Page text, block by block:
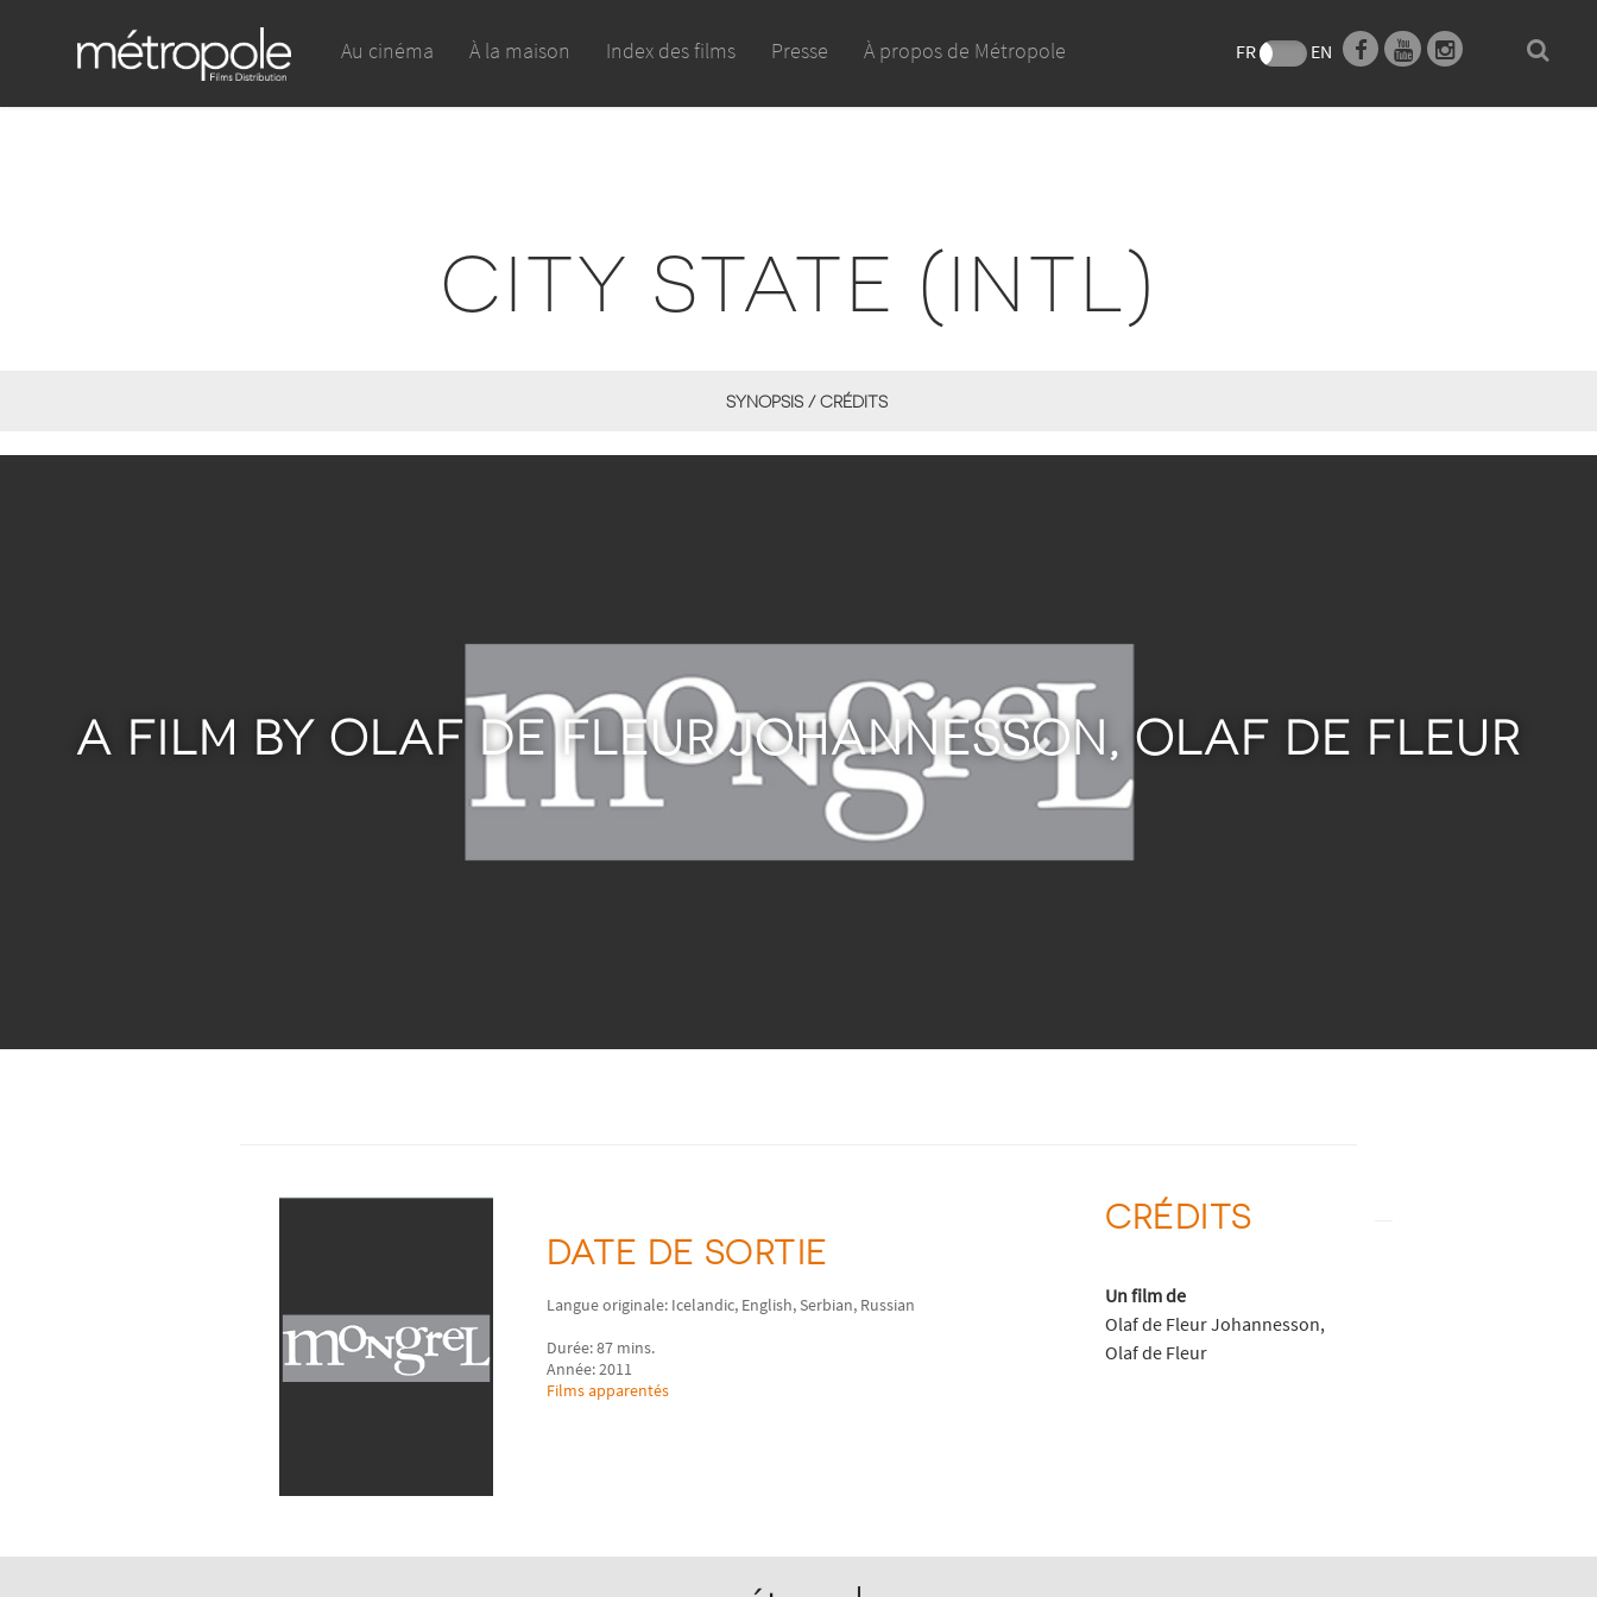
Au cinéma À la maison Index des films Presse À propos de Métropole FR EN
CITY STATE (INTL)
SYNOPSIS / CRÉDITS
A FILM BY OLAF DE FLEUR JOHANNESSON, OLAF DE FLEUR
DATE DE SORTIE
Langue originale: Icelandic, English, Serbian, Russian
Durée: 87 mins.
Année: 2011
Films apparentés
CRÉDITS
Un film de
Olaf de Fleur Johannesson,
Olaf de Fleur